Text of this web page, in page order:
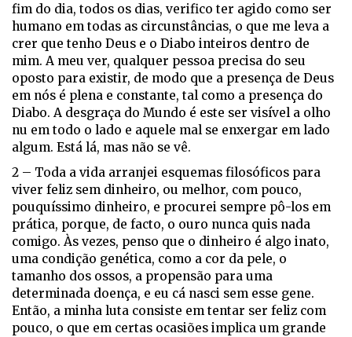
fim do dia, todos os dias, verifico ter agido como ser
humano em todas as circunstâncias, o que me leva a
crer que tenho Deus e o Diabo inteiros dentro de
mim. A meu ver, qualquer pessoa precisa do seu
oposto para existir, de modo que a presença de Deus
em nós é plena e constante, tal como a presença do
Diabo. A desgraça do Mundo é este ser visível a olho
nu em todo o lado e aquele mal se enxergar em lado
algum. Está lá, mas não se vê.
2 – Toda a vida arranjei esquemas filosóficos para
viver feliz sem dinheiro, ou melhor, com pouco,
pouquíssimo dinheiro, e procurei sempre pô-los em
prática, porque, de facto, o ouro nunca quis nada
comigo. Às vezes, penso que o dinheiro é algo inato,
uma condição genética, como a cor da pele, o
tamanho dos ossos, a propensão para uma
determinada doença, e eu cá nasci sem esse gene.
Então, a minha luta consiste em tentar ser feliz com
pouco, o que em certas ocasiões implica um grande